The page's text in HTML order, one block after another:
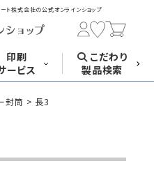
ト株式会社の公式オンラインショップ
洋形封筒
印刷
ービス
こだわり
製品検索
封筒 長3